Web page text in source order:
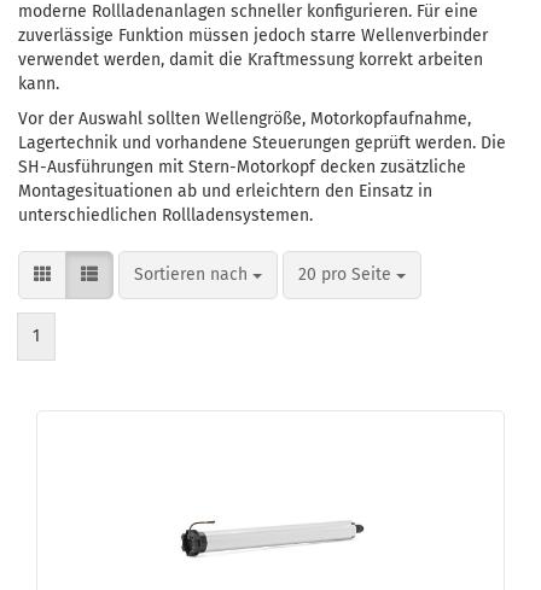
moderne Rollladenanlagen schneller konfigurieren. Für eine
zuverlässige Funktion müssen jedoch starre Wellenverbinder
verwendet werden, damit die Kraftmessung korrekt arbeiten
kann.
Vor der Auswahl sollten Wellengröße, Motorkopfaufnahme,
Lagertechnik und vorhandene Steuerungen geprüft werden. Die
SH-Ausführungen mit Stern-Motorkopf decken zusätzliche
Montagesituationen ab und erleichtern den Einsatz in
unterschiedlichen Rollladensystemen.
Sortieren nach
Sortieren nach 20 pro Seite
pro Seite
1